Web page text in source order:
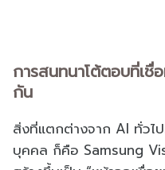
การสนทนาโต้ตอบที่เชื่
กัน
สิ่งที่แตกต่างจาก AI ทั่ว
บุคคล ก็คือ Samsung